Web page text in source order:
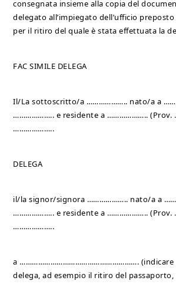
consegnata insieme alla copia del
delegato all’impiegato dell’ufficio
per il ritiro del quale è stata effettuata la
FAC SIMILE DELEGA
Il/La sottoscritto/a ……………….. nato/a a
……………….. e residente a ……………….. (Prov.
………………..
DELEGA
il/la signor/signora ……………….. nato/a a
……………….. e residente a ……………….. (Prov.
………………..
a …………………………………………………. (indicare
delega, ad esempio il ritiro del passaporto,